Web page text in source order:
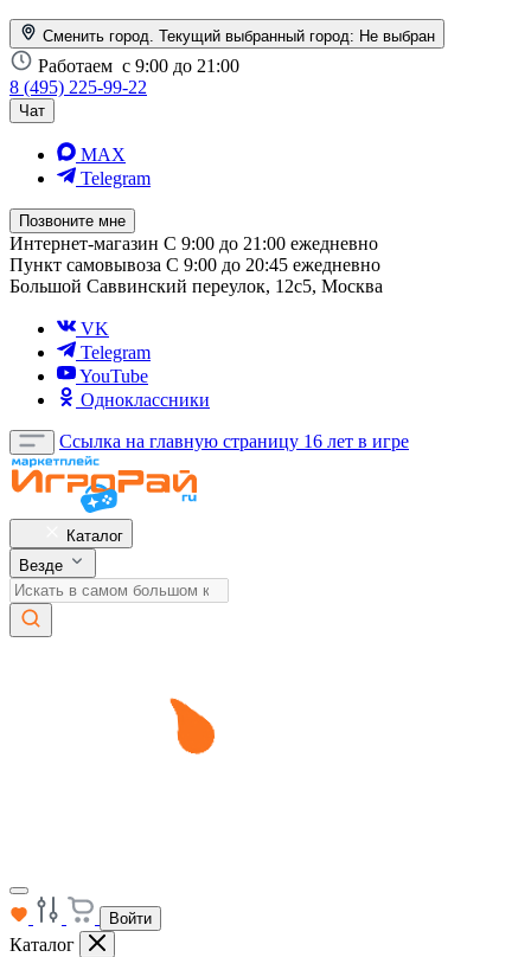
Сменить город. Текущий выбранный город: Не выбран
Работаем с 9:00 до 21:00
8 (495) 225-99-22
Чат
MAX
Telegram
Позвоните мне
Интернет-магазин С 9:00 до 21:00 ежедневно
Пункт самовывоза С 9:00 до 20:45 ежедневно
Большой Саввинский переулок, 12с5, Москва
VK
Telegram
YouTube
Одноклассники
Ссылка на главную страницу 16 лет в игре
Каталог
Везде
Войти
Каталог